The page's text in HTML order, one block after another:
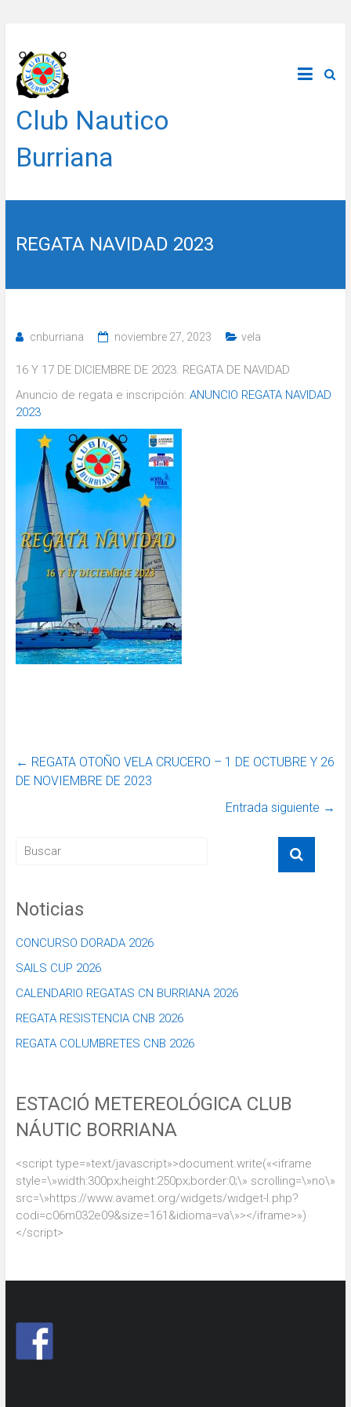
contenido
Club Nautico
Burriana
REGATA NAVIDAD 2023
cnburriana noviembre 27, 2023 vela
16 Y 17 DE DICIEMBRE DE 2023. REGATA DE NAVIDAD
Anuncio de regata e inscripción: ANUNCIO REGATA NAVIDAD
2023
← REGATA OTOÑO VELA CRUCERO – 1 DE OCTUBRE Y 26
DE NOVIEMBRE DE 2023
Entrada siguiente →
Noticias
CONCURSO DORADA 2026
SAILS CUP 2026
CALENDARIO REGATAS CN BURRIANA 2026
REGATA RESISTENCIA CNB 2026
REGATA COLUMBRETES CNB 2026
ESTACIÓ METEREOLÓGICA CLUB
NÁUTIC BORRIANA
<script type=»text/javascript»>document.write(«<iframe
style=\»width:300px;height:250px;border:0;\» scrolling=\»no\»
src=\»https://www.avamet.org/widgets/widget-l.php?
codi=c06m032e09&size=161&idioma=va\»></iframe>»)
</script>